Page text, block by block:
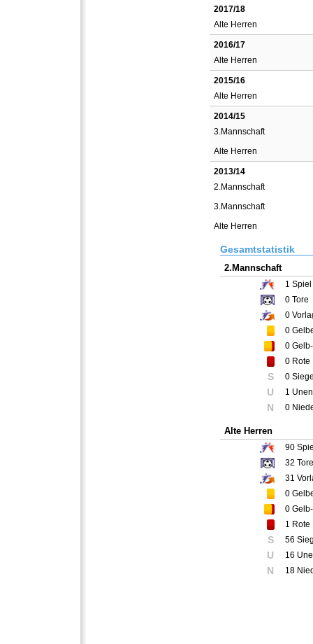
2017/18
Alte Herren
2016/17
Alte Herren
2015/16
Alte Herren
2014/15
3.Mannschaft
Alte Herren
2013/14
2.Mannschaft
3.Mannschaft
Alte Herren
Gesamtstatistik
2.Mannschaft
1 Spiel
0 Tore
0
0
0
0 Rote
S 0
U 1
N 0
Alte Herren
90
32 Tore
31
0
0
1 Rote
S 56
U 16
N 18